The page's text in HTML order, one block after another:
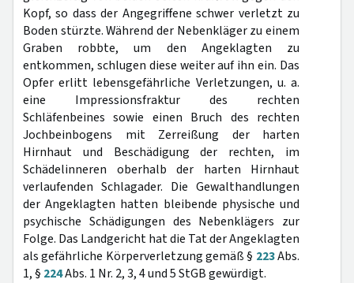
Kopf, so dass der Angegriffene schwer verletzt zu
Boden stürzte. Während der Nebenkläger zu einem
Graben robbte, um den Angeklagten zu
entkommen, schlugen diese weiter auf ihn ein. Das
Opfer erlitt lebensgefährliche Verletzungen, u. a.
eine Impressionsfraktur des rechten
Schläfenbeines sowie einen Bruch des rechten
Jochbeinbogens mit Zerreißung der harten
Hirnhaut und Beschädigung der rechten, im
Schädelinneren oberhalb der harten Hirnhaut
verlaufenden Schlagader. Die Gewalthandlungen
der Angeklagten hatten bleibende physische und
psychische Schädigungen des Nebenklägers zur
Folge. Das Landgericht hat die Tat der Angeklagten
als gefährliche Körperverletzung gemäß § 223Abs.
1, § 224Abs. 1 Nr. 2, 3, 4 und 5 StGB gewürdigt.